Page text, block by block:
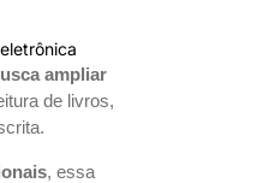
ampliar
de livros,
, essa